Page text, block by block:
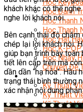
Học
Học Đánh
Học Thanh
Học Thanh
Học Hát
Học K-
Học Nhảy
Chuyên Đề
Kỹ Thuật –
Kỹ Thuật
Kỹ Thuật
Kỹ Thuật
khách khác có thể
nghe lời khách nói.
Bên cạnh thái độ chăm
chép lại lời khách nói.
giúp bạn trình bày toàn
tiết lên cấp trên mà
dần dần “hạ hỏa”.
trạng thái bình thường
xác nhận nội dung phản